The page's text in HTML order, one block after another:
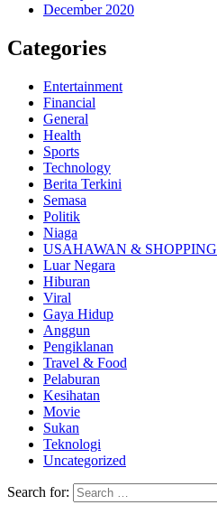
December 2020
Categories
Entertainment
Financial
General
Health
Sports
Technology
Berita Terkini
Semasa
Politik
Niaga
USAHAWAN & SHOPPING
Luar Negara
Hiburan
Viral
Gaya Hidup
Anggun
Pengiklanan
Travel & Food
Pelaburan
Kesihatan
Movie
Sukan
Teknologi
Uncategorized
Search for: